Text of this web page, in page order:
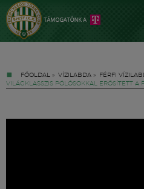
FŐOLDAL » VÍZILABDA » FÉRFI
VILÁGKLASSZIS PÓLÓSOKKAL ERŐSÍTETT A